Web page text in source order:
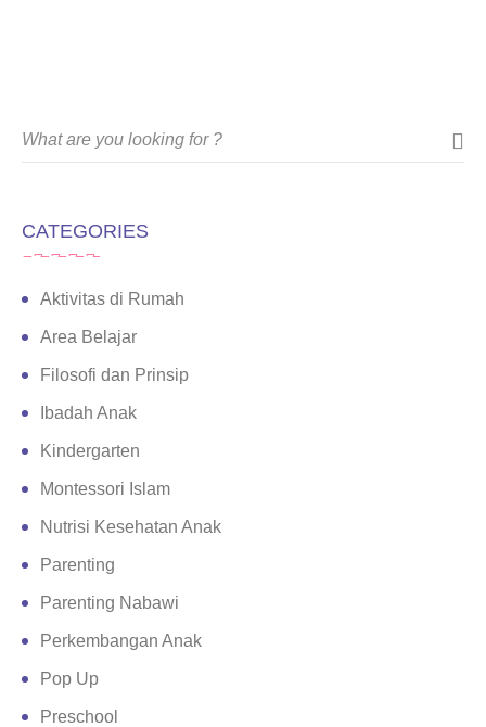
CATEGORIES
Aktivitas di Rumah
Area Belajar
Filosofi dan Prinsip
Ibadah Anak
Kindergarten
Montessori Islam
Nutrisi Kesehatan Anak
Parenting
Parenting Nabawi
Perkembangan Anak
Pop Up
Preschool